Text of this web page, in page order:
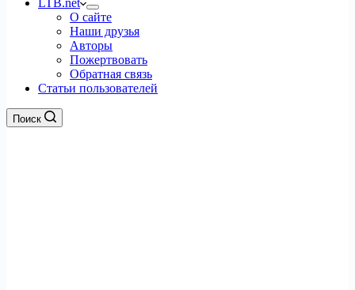
LTB.net
О сайте
Наши друзья
Авторы
Пожертвовать
Обратная связь
Статьи пользователей
Поиск